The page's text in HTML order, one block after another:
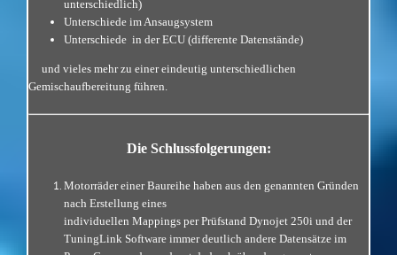
unterschiedlich)
Unterschiede im Ansaugsystem
Unterschiede in der ECU (differente Datenstände)
und vieles mehr zu einer eindeutig unterschiedlichen
Gemischaufbereitung führen.
Die Schlussfolgerungen:
Motorräder einer Baureihe haben aus den genannten Gründen
nach Erstellung eines
individuellen Mappings per Prüfstand Dynojet 250i und der
TuningLink Software immer deutlich andere Datensätze im